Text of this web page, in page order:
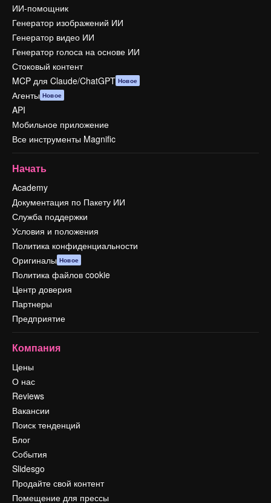
ИИ-помощник
Генератор изображений ИИ
Генератор видео ИИ
Генератор голоса на основе ИИ
Стоковый контент
MCP для Claude/ChatGPT Новое
Агенты Новое
API
Мобильное приложение
Все инструменты Magnific
Начать
Academy
Документация по Пакету ИИ
Служба поддержки
Условия и положения
Политика конфиденциальности
Оригиналы Новое
Политика файлов cookie
Центр доверия
Партнеры
Предприятие
Компания
Цены
О нас
Reviews
Вакансии
Поиск тенденций
Блог
События
Slidesgo
Продайте свой контент
Помещение для прессы